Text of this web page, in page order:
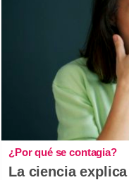
¿Por qué se contagia?
La ciencia